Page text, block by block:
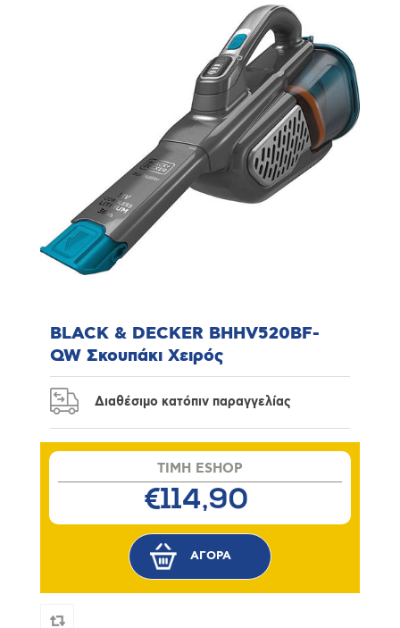
BLACK & DECKER BHHV520BF-
QW Σκουπάκι Χειρός
Διαθέσιμο κατόπιν παραγγελίας
TIMH ESHOP
€114,90